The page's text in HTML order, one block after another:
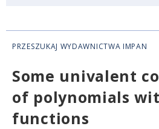
PRZESZUKAJ WYDAWNICTWA IMPAN
Some univalent
of polynomials
functions